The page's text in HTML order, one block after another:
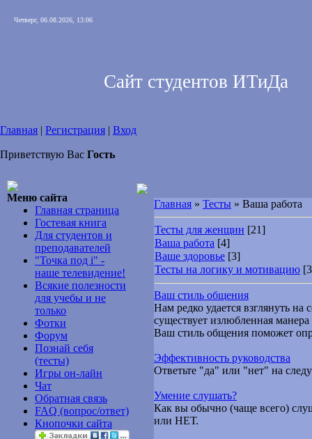
Четверг, 06.08.2026, 13:06
Сайт студентов ИТиДа
Главная | Регистрация | Вход
Приветствую Вас Гость
Меню сайта
Главная страница
Гостевая книга
Для студентов и
преподавателей
"Точка под i" -
наше телевидение!
Всякие полезности
для учебы и не
только
Фотки
Форум
Познай себя
(тесты)
Игры он-лайн
Чат
Обратная связь
FAQ (вопрос/ответ)
Кнопочки сайта
Главная » Тесты » Ваша работа
Тесты для женщин [21]
Ваша работа [4]
Ваше здоровье [3]
Тесты на логику и мотивацию
Ваш стиль общения
Нам редко удается взглянуть
существует излюбленная
Ваш стиль общения поможет
Эффективность руководства
Ответьте "да" или "нет" на
Умение слушать?
Как вы обычно (чаще всего)
или НЕТ.